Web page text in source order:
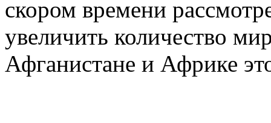
скором времени
увеличить количество
Афганистане и Африке